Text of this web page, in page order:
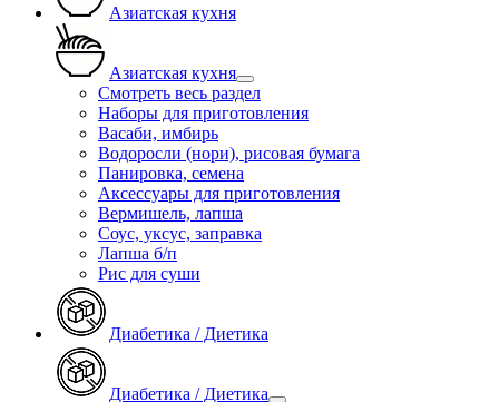
Азиатская кухня
Азиатская кухня
Смотреть весь раздел
Наборы для приготовления
Васаби, имбирь
Водоросли (нори), рисовая бумага
Панировка, семена
Аксессуары для приготовления
Вермишель, лапша
Соус, уксус, заправка
Лапша б/п
Рис для суши
Диабетика / Диетика
Диабетика / Диетика